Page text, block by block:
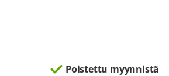
Poistettu myynnistä